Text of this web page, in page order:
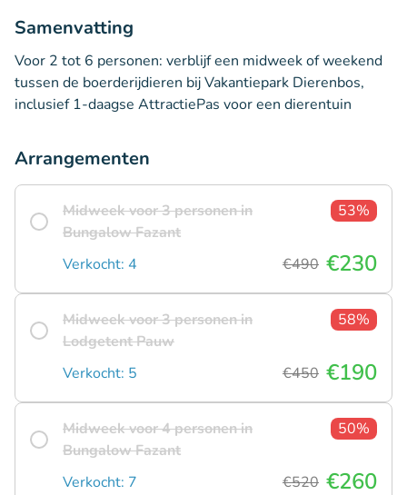
Samenvatting
Voor 2 tot 6 personen: verblijf een midweek of weekend
tussen de boerderijdieren bij Vakantiepark Dierenbos,
inclusief 1-daagse AttractiePas voor een dierentuin
Arrangementen
Midweek voor 3 personen in
Bungalow Fazant
53%
Verkocht: 4 €490 €230
Midweek voor 3 personen in
Lodgetent Pauw
58%
Verkocht: 5 €450 €190
Midweek voor 4 personen in
Bungalow Fazant
50%
Verkocht: 7 €520 €260